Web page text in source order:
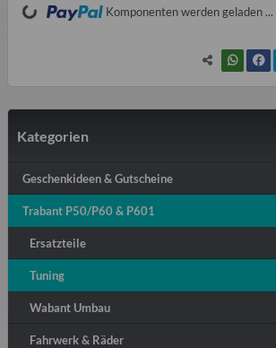
Loading... Komponenten werden geladen ...
Kategorien
Geschenkideen & Gutscheine
Trabant P50/P60 & P601
Ersatzteile
Tuning
Wabant Umbau
Fahrwerk & Räder